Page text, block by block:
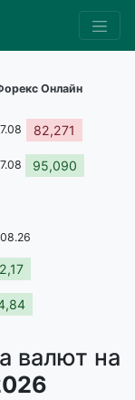
валют на
Онлайн
82,271
95,090